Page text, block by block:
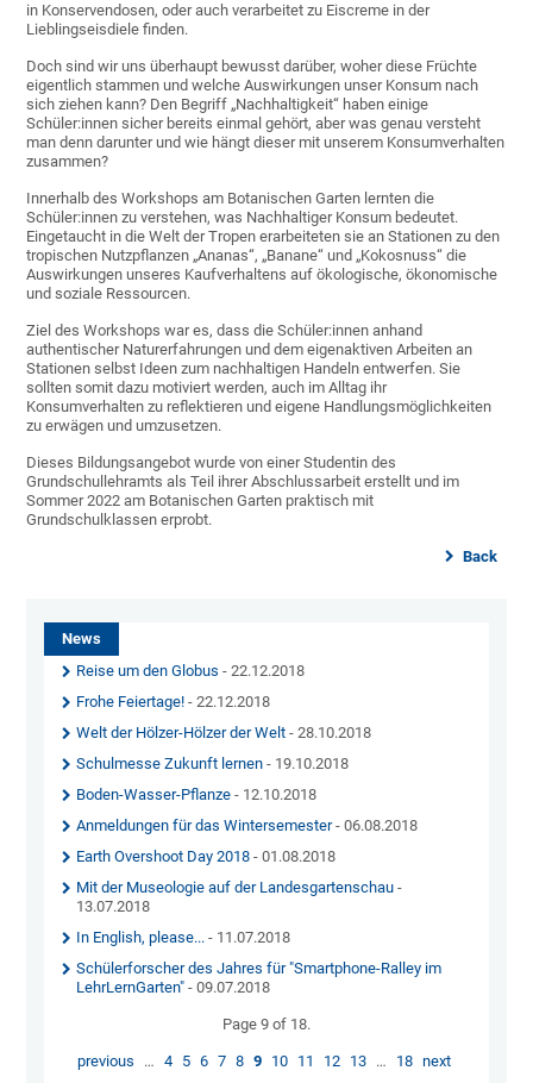
in Konservendosen, oder auch verarbeitet zu Eiscreme in der
Lieblingseisdiele finden.
Doch sind wir uns überhaupt bewusst darüber, woher diese Früchte
eigentlich stammen und welche Auswirkungen unser Konsum nach
sich ziehen kann? Den Begriff „Nachhaltigkeit“ haben einige
Schüler:innen sicher bereits einmal gehört, aber was genau versteht
man denn darunter und wie hängt dieser mit unserem Konsumverhalten
zusammen?
Innerhalb des Workshops am Botanischen Garten lernten die
Schüler:innen zu verstehen, was Nachhaltiger Konsum bedeutet.
Eingetaucht in die Welt der Tropen erarbeiteten sie an Stationen zu den
tropischen Nutzpflanzen „Ananas“, „Banane“ und „Kokosnuss“ die
Auswirkungen unseres Kaufverhaltens auf ökologische, ökonomische
und soziale Ressourcen.
Ziel des Workshops war es, dass die Schüler:innen anhand
authentischer Naturerfahrungen und dem eigenaktiven Arbeiten an
Stationen selbst Ideen zum nachhaltigen Handeln entwerfen. Sie
sollten somit dazu motiviert werden, auch im Alltag ihr
Konsumverhalten zu reflektieren und eigene Handlungsmöglichkeiten
zu erwägen und umzusetzen.
Dieses Bildungsangebot wurde von einer Studentin des
Grundschullehramts als Teil ihrer Abschlussarbeit erstellt und im
Sommer 2022 am Botanischen Garten praktisch mit
Grundschulklassen erprobt.
Back
News
Reise um den Globus - 22.12.2018
Frohe Feiertage! - 22.12.2018
Welt der Hölzer-Hölzer der Welt - 28.10.2018
Schulmesse Zukunft lernen - 19.10.2018
Boden-Wasser-Pflanze - 12.10.2018
Anmeldungen für das Wintersemester- 06.08.2018
Earth Overshoot Day 2018 - 01.08.2018
Mit der Museologie auf der Landesgartenschau -
13.07.2018
In English, please... - 11.07.2018
Schülerforscher des Jahres für "Smartphone-Ralley im
LehrLernGarten" - 09.07.2018
Page 9 of 18.
previous … 4 5 6 7 8 9 10 11 12 13 … 18 next